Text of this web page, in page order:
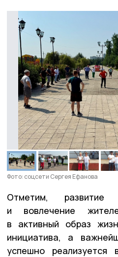
Фото: соцсети Сергея Ефанова
Отметим, развитие
и вовлечение
в активный образ
инициатива, а
успешно